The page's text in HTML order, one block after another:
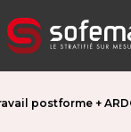
postforme +